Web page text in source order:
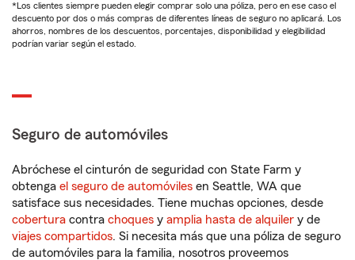
*Los clientes siempre pueden elegir comprar solo una póliza, pero en ese caso el
descuento por dos o más compras de diferentes líneas de seguro no aplicará. Los
ahorros, nombres de los descuentos, porcentajes, disponibilidad y elegibilidad
podrían variar según el estado.
Seguro de automóviles
Abróchese el cinturón de seguridad con State Farm y
obtenga el seguro de automóviles en Seattle, WA que
satisface sus necesidades. Tiene muchas opciones, desde
cobertura contra choques y amplia hasta de alquiler y de
viajes compartidos. Si necesita más que una póliza de seguro
de automóviles para la familia, nosotros proveemos